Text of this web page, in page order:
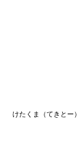
けたくま（てきとー）